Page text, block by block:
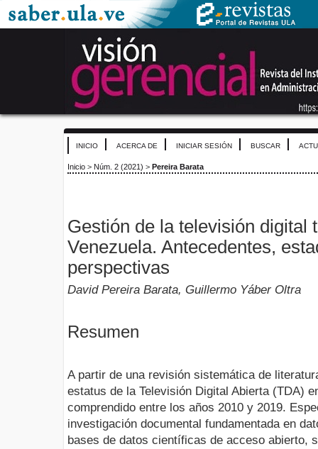
INICIO ACERCA DE INICIAR SESIÓN BUSCAR
Inicio > Núm. 2 (2021) > Pereira Barata
Gestión de la televisión digital
Venezuela. Antecedentes,
perspectivas
David Pereira Barata, Guillermo Yáber Oltra
Resumen
A partir de una revisión sistemática de
estatus de la Televisión Digital Abierta (TDA)
comprendido entre los años 2010 y 2019.
investigación documental fundamentada en
bases de datos científicas de acceso abierto,